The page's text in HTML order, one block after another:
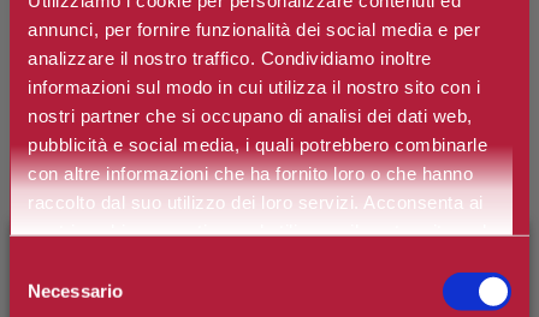
annunci, per fornire funzionalità dei social media e per
analizzare il nostro traffico. Condividiamo inoltre
informazioni sul modo in cui utilizza il nostro sito con i
nostri partner che si occupano di analisi dei dati web,
pubblicità e social media, i quali potrebbero combinarle
con altre informazioni che ha fornito loro o che hanno
raccolto dal suo utilizzo dei loro servizi. Acconsenta ai
nostri cookie se continua ad utilizzare il nostro sito web.
delNecessario
GIORGIO ARMANI
Cofanetto Acqua di Giò Eau de Toilette
Eau de Toilette pe Uomo.
Marchio: Giorgio Armani